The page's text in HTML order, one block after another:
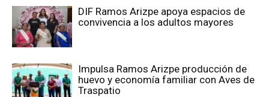
DIF Ramos Arizpe apoya espacios de
convivencia a los adultos mayores
Impulsa Ramos Arizpe producción de
huevo y economía familiar con Aves de
Traspatio